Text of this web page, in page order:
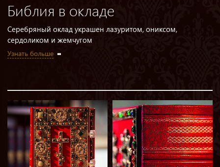
Библия в окладе
Серебряный оклад украшен лазуритом, ониксом,
сердоликом и жемчугом
Узнать больше